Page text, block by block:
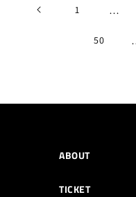
1 …
50
ABOUT
TICKET